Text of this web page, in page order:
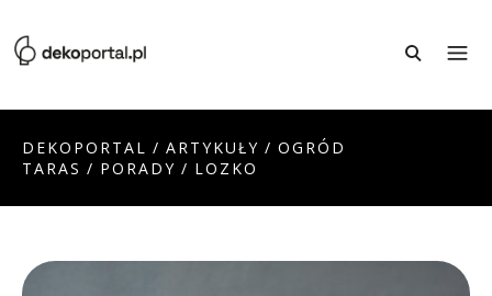
DEKOPORTAL / ARTYKUŁY / OGRÓD
TARAS / PORADY / LOZKO